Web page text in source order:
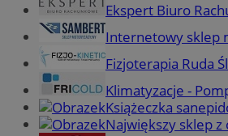
Ekspert Biuro
Internetowy sklep
Fizjoterapia Ruda
Klimatyzacje -
Książeczka
Największy sklep z